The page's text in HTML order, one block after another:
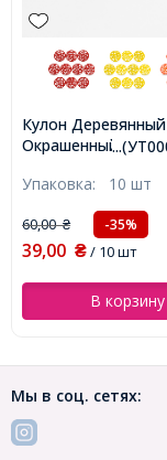
Кулон Деревянный
Окрашенный,
Отв-тие 2мм,
(УТ000003771)
Упаковка: 10 шт
60,00₴ -35%
39,00 ₴/ 10 шт
В корзину
Мы в соц. сетях: